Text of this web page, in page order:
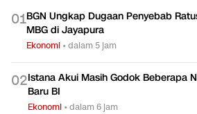
01BGN Ungkap Dugaan Penyebab
MBG di Jayapura
Ekonomi •dalam 5 jam
02Istana Akui Masih Godok Beberapa
Baru BI
Ekonomi •dalam 6 jam